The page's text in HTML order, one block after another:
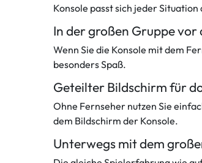
Konsole passt sich jeder
In der großen Gruppe vor
Wenn Sie die Konsole mit dem
besonders Spaß.
Geteilter Bildschirm für
Ohne Fernseher nutzen Sie
dem Bildschirm der Konsole.
Unterwegs mit dem